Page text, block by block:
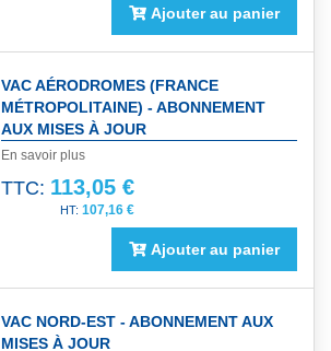
Ajouter au panier
VAC AÉRODROMES (FRANCE
MÉTROPOLITAINE) - ABONNEMENT
AUX MISES À JOUR
En savoir plus
TTC: 113,05 €
107,16 €
Ajouter au panier
VAC NORD-EST - ABONNEMENT AUX
MISES À JOUR